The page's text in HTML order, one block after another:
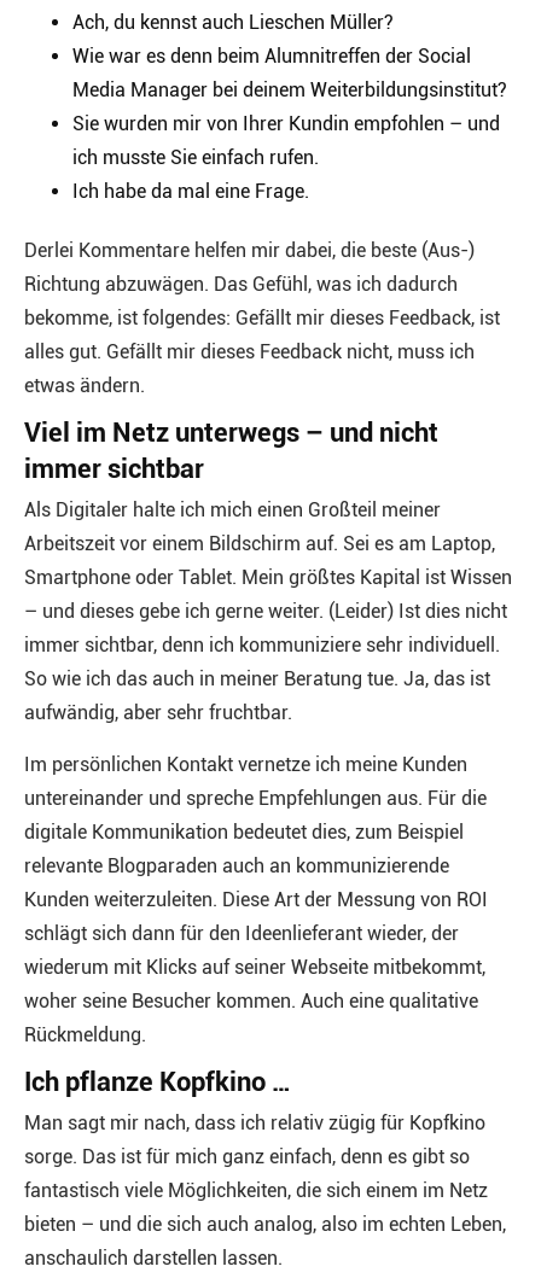
Ach, du kennst auch Lieschen Müller?
Wie war es denn beim Alumnitreffen der Social
Media Manager bei deinem Weiterbildungsinstitut?
Sie wurden mir von Ihrer Kundin empfohlen – und
ich musste Sie einfach rufen.
Ich habe da mal eine Frage.
Derlei Kommentare helfen mir dabei, die beste (Aus-)
Richtung abzuwägen. Das Gefühl, was ich dadurch
bekomme, ist folgendes: Gefällt mir dieses Feedback, ist
alles gut. Gefällt mir dieses Feedback nicht, muss ich
etwas ändern.
Viel im Netz unterwegs – und nicht
immer sichtbar
Als Digitaler halte ich mich einen Großteil meiner
Arbeitszeit vor einem Bildschirm auf. Sei es am Laptop,
Smartphone oder Tablet. Mein größtes Kapital ist Wissen
– und dieses gebe ich gerne weiter. (Leider) Ist dies nicht
immer sichtbar, denn ich kommuniziere sehr individuell.
So wie ich das auch in meiner Beratung tue. Ja, das ist
aufwändig, aber sehr fruchtbar.
Im persönlichen Kontakt vernetze ich meine Kunden
untereinander und spreche Empfehlungen aus. Für die
digitale Kommunikation bedeutet dies, zum Beispiel
relevante Blogparaden auch an kommunizierende
Kunden weiterzuleiten. Diese Art der Messung von ROI
schlägt sich dann für den Ideenlieferant wieder, der
wiederum mit Klicks auf seiner Webseite mitbekommt,
woher seine Besucher kommen. Auch eine qualitative
Rückmeldung.
Ich pflanze Kopfkino …
Man sagt mir nach, dass ich relativ zügig für Kopfkino
sorge. Das ist für mich ganz einfach, denn es gibt so
fantastisch viele Möglichkeiten, die sich einem im Netz
bieten – und die sich auch analog, also im echten Leben,
anschaulich darstellen lassen.